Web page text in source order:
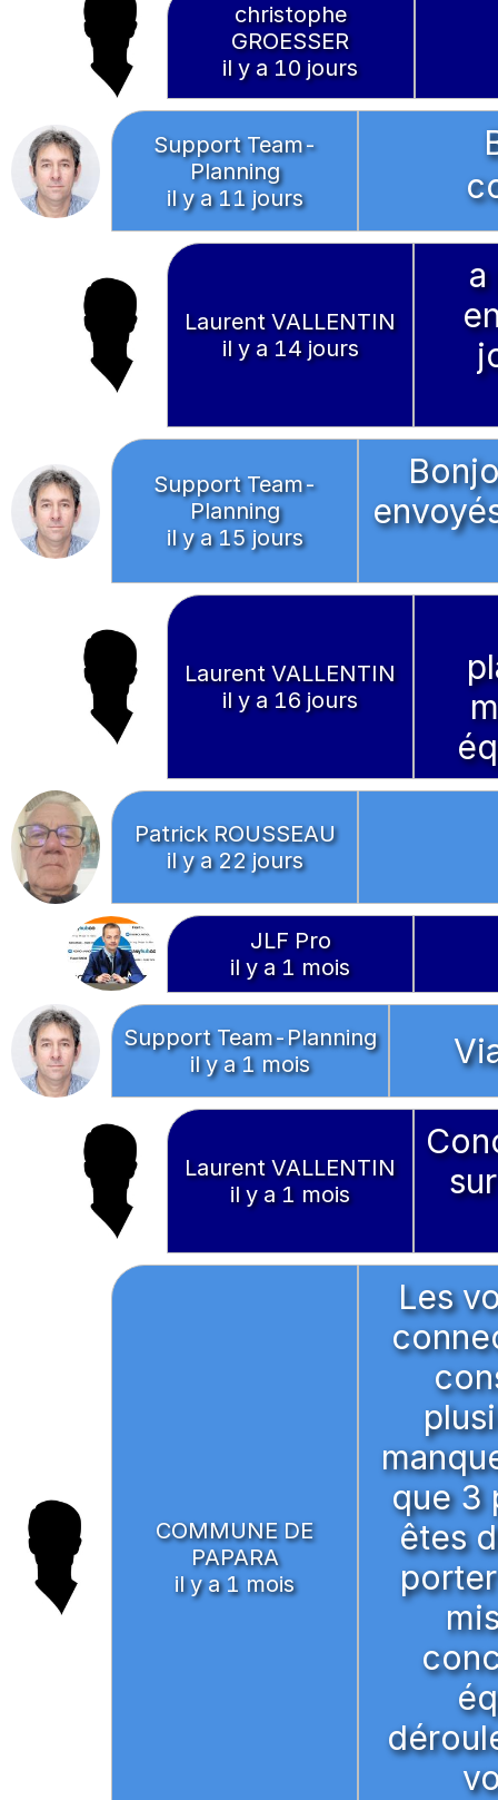
christophe
GROESSER
il y a 10 jours
Support Team-
Planning
il y a 11 jours
Laurent VALLENTIN
il y a 14 jours
a
Support Team-
Planning
il y a 15 jours
Laurent VALLENTIN
il y a 16 jours
Patrick ROUSSEAU
il y a 22 jours
JLF Pro
il y a 1 mois
Support Team-Planning
il y a 1 mois
Laurent VALLENTIN
il y a 1 mois
COMMUNE DE
PAPARA
il y a 1 mois
Les
que 3
êtes